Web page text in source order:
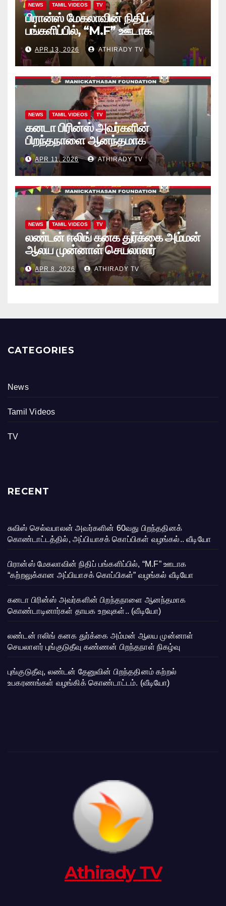
NEWS TAMIL VIDEOS TV
பிரான்ஸ் மேகலாவின் நிதிப்
பங்களிப்பில், “M.F” ஊடாக
“கற்றலுக்கான அப்பியாசக்
கொப்பிகள்” வழங்கல் வீடியோ
APR 13, 2026 ATHIRADY TV
NEWS TAMIL VIDEOS TV
கனடா பிரின்ஸ் அவர்களின்
பிறந்தநாளை ஆனந்தமாக
கொண்டாடினார்கள் தாயக உறவுகள்..
(வீடியோ)
APR 11, 2026 ATHIRADY TV
NEWS TAMIL VIDEOS TV
லண்டன் ஈலிங் கனக துர்க்கை அம்மன்
ஆலய முன்னாள் செயலாளர்
புங்குடுதீவு கண்ணன் பிறந்தநாள்
நிகழ்வு
APR 8, 2026 ATHIRADY TV
CATEGORIES
News
Tamil Videos
TV
RECENT
சுவிஸ் செல்வபாலன் அவர்களின் 60வது பிறந்ததினக்
கொண்டாட்டத்தில், அப்பியாசக் கொப்பிகள் வழங்கல்.. வீடியோ
பிரான்ஸ் மேகலாவின் நிதிப் பங்களிப்பில், “M.F” ஊடாக
“கற்றலுக்கான அப்பியாசக் கொப்பிகள்” வழங்கல் வீடியோ
கனடா பிரின்ஸ் அவர்களின் பிறந்தநாளை ஆனந்தமாக
கொண்டாடினார்கள் தாயக உறவுகள்.. (வீடியோ)
லண்டன் ஈலிங் கனக துர்க்கை அம்மன் ஆலய முன்னாள்
செயலாளர் புங்குடுதீவு கண்ணன் பிறந்தநாள் நிகழ்வு
புங்குடுதீவு, லண்டன் தேனுவின் பிறந்ததினம் கற்றல்
உபகரணங்கள் வழங்கிக் கொண்டாட்டம். (வீடியோ)
Athirady TV